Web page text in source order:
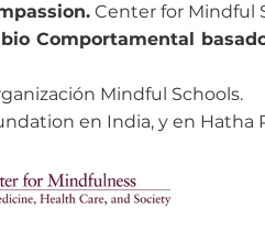
Center for Mindful
Comportamental
Mindful Schools.
en India, y en Hatha